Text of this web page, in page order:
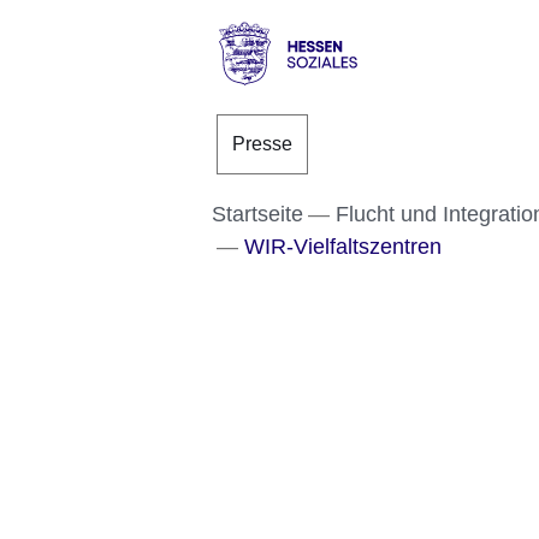
Direkt zum Kopf der
Direkt zum Inhalt
Direkt zum Fuß der
Sozial
Presse
Startseite Flucht und
WIR-Vielfaltszentren